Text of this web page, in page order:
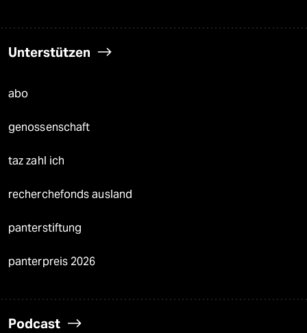
Unterstützen
abo
genossenschaft
taz zahl ich
recherchefonds ausland
panterstiftung
panterpreis 2026
Podcast